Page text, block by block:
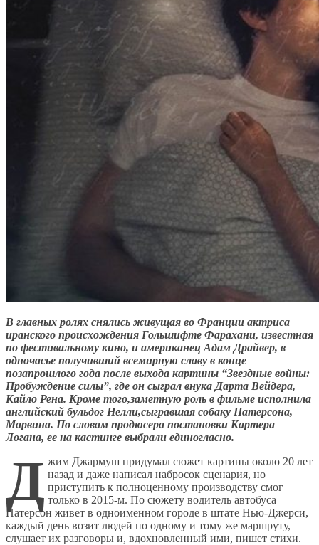
В главных ролях снялись живущая во Франции актриса
иранского происхождения Гольшифте Фарахани, известная
по фестивальному кино, и американец Адам Драйвер, в
одночасье получивший всемирную славу в конце
позапрошлого года после выхода картины “Звездные войны:
Пробуждение силы”, где он сыграл внука Дарта Вейдера,
Кайло Рена. Кроме того,заметную роль в фильме исполнила
английский бульдог Нелли,сыгравшая собаку Патерсона,
Марвина. По словам продюсера постановки Картера
Логана, ее на кастинге выбрали единогласно.
Д жим Джармуш придумал сюжет картины около 20 лет
назад и даже написал набросок сценария, но
приступить к полноценному производству смог
только в 2015-м. По сюжету водитель автобуса
Патерсон живет в одноименном городе в штате Нью-Джерси,
каждый день возит людей по одному и тому же маршруту,
слушает их разговоры и, вдохновленный ими, пишет стихи.